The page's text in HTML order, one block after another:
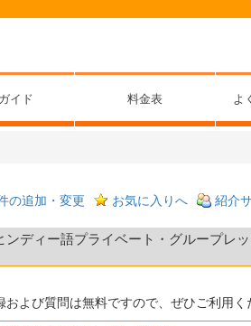
イド 料金表 よ
の追加・変更 お気に入りへ 紹介
ディー語プライベート・グループレ
よび質問は無料ですので、ぜひご利用く